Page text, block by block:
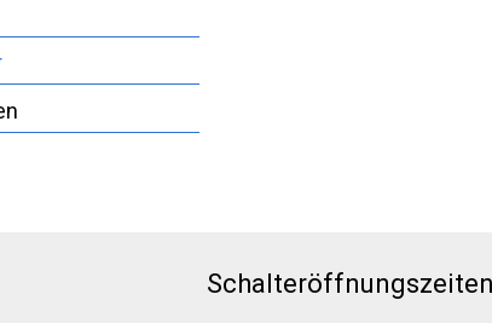
Schalteröffnungszeiten